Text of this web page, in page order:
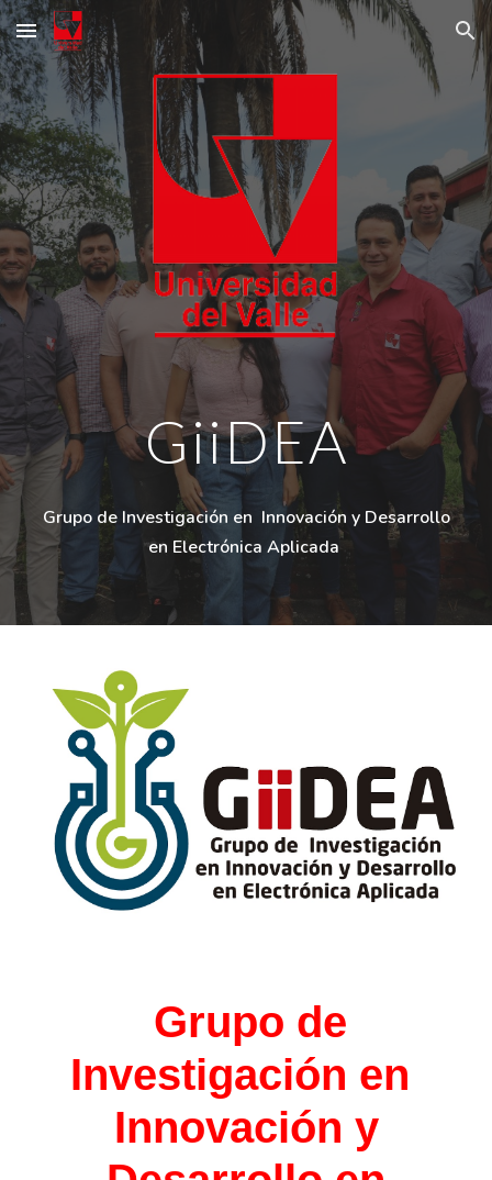
Skip to main content Skip to navigation
GiiDEA
Grupo de Investigación en Innovación y Desarrollo
en Electrónica Aplicada
Grupo de
Investigación en
Innovación y